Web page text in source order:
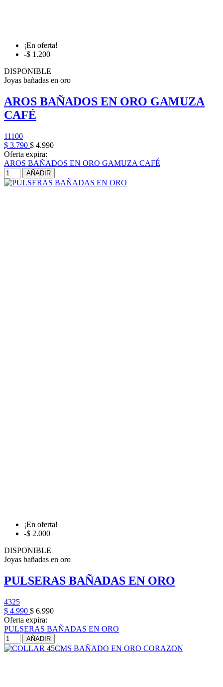
¡En oferta!
-$ 1.200
DISPONIBLE
Joyas bañadas en oro
AROS BAÑADOS EN ORO GAMUZA
CAFÉ
11100
$ 3.790 $ 4.990
Oferta expira:
AROS BAÑADOS EN ORO GAMUZA CAFÉ
AÑADIR
¡En oferta!
-$ 2.000
DISPONIBLE
Joyas bañadas en oro
PULSERAS BAÑADAS EN ORO
4325
$ 4.990 $ 6.990
Oferta expira:
PULSERAS BAÑADAS EN ORO
AÑADIR